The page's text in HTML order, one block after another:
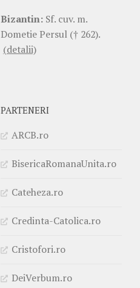
Bizantin: Sf. cuv. m.
Dometie Persul († 262).
(detalii)
PARTENERI
ARCB.ro
BisericaRomanaUnita.ro
Cateheza.ro
Credinta-Catolica.ro
Cristofori.ro
DeiVerbum.ro